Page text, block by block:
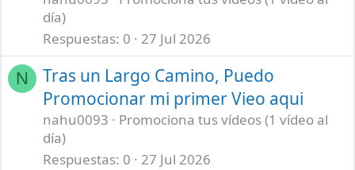
día)
Respuestas 0 27 Jul 2026
N
Tras un Largo Camino, Puedo
Promocionar mi primer Vieo aqui
nahu0093
Promociona tus vídeos (1 vídeo al
día)
Respuestas 0 27 Jul 2026